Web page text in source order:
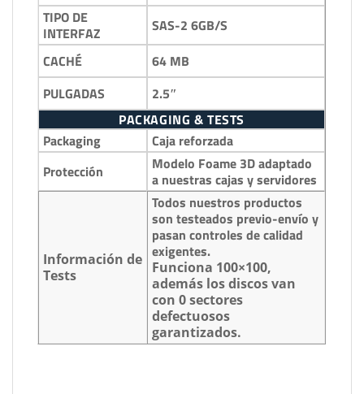
TIPO DE
INTERFAZ
SAS-2 6GB/S
CACHÉ
64 MB
PULGADAS
2.5″
PACKAGING & TESTS
Packaging
Caja reforzada
Protección
Modelo Foame 3D adaptado
a nuestras cajas y servidores
Información de
Tests
Todos nuestros productos
son testeados previo-envío y
pasan controles de calidad
exigentes.
Funciona 100×100,
además los discos van
con 0 sectores
defectuosos
garantizados.